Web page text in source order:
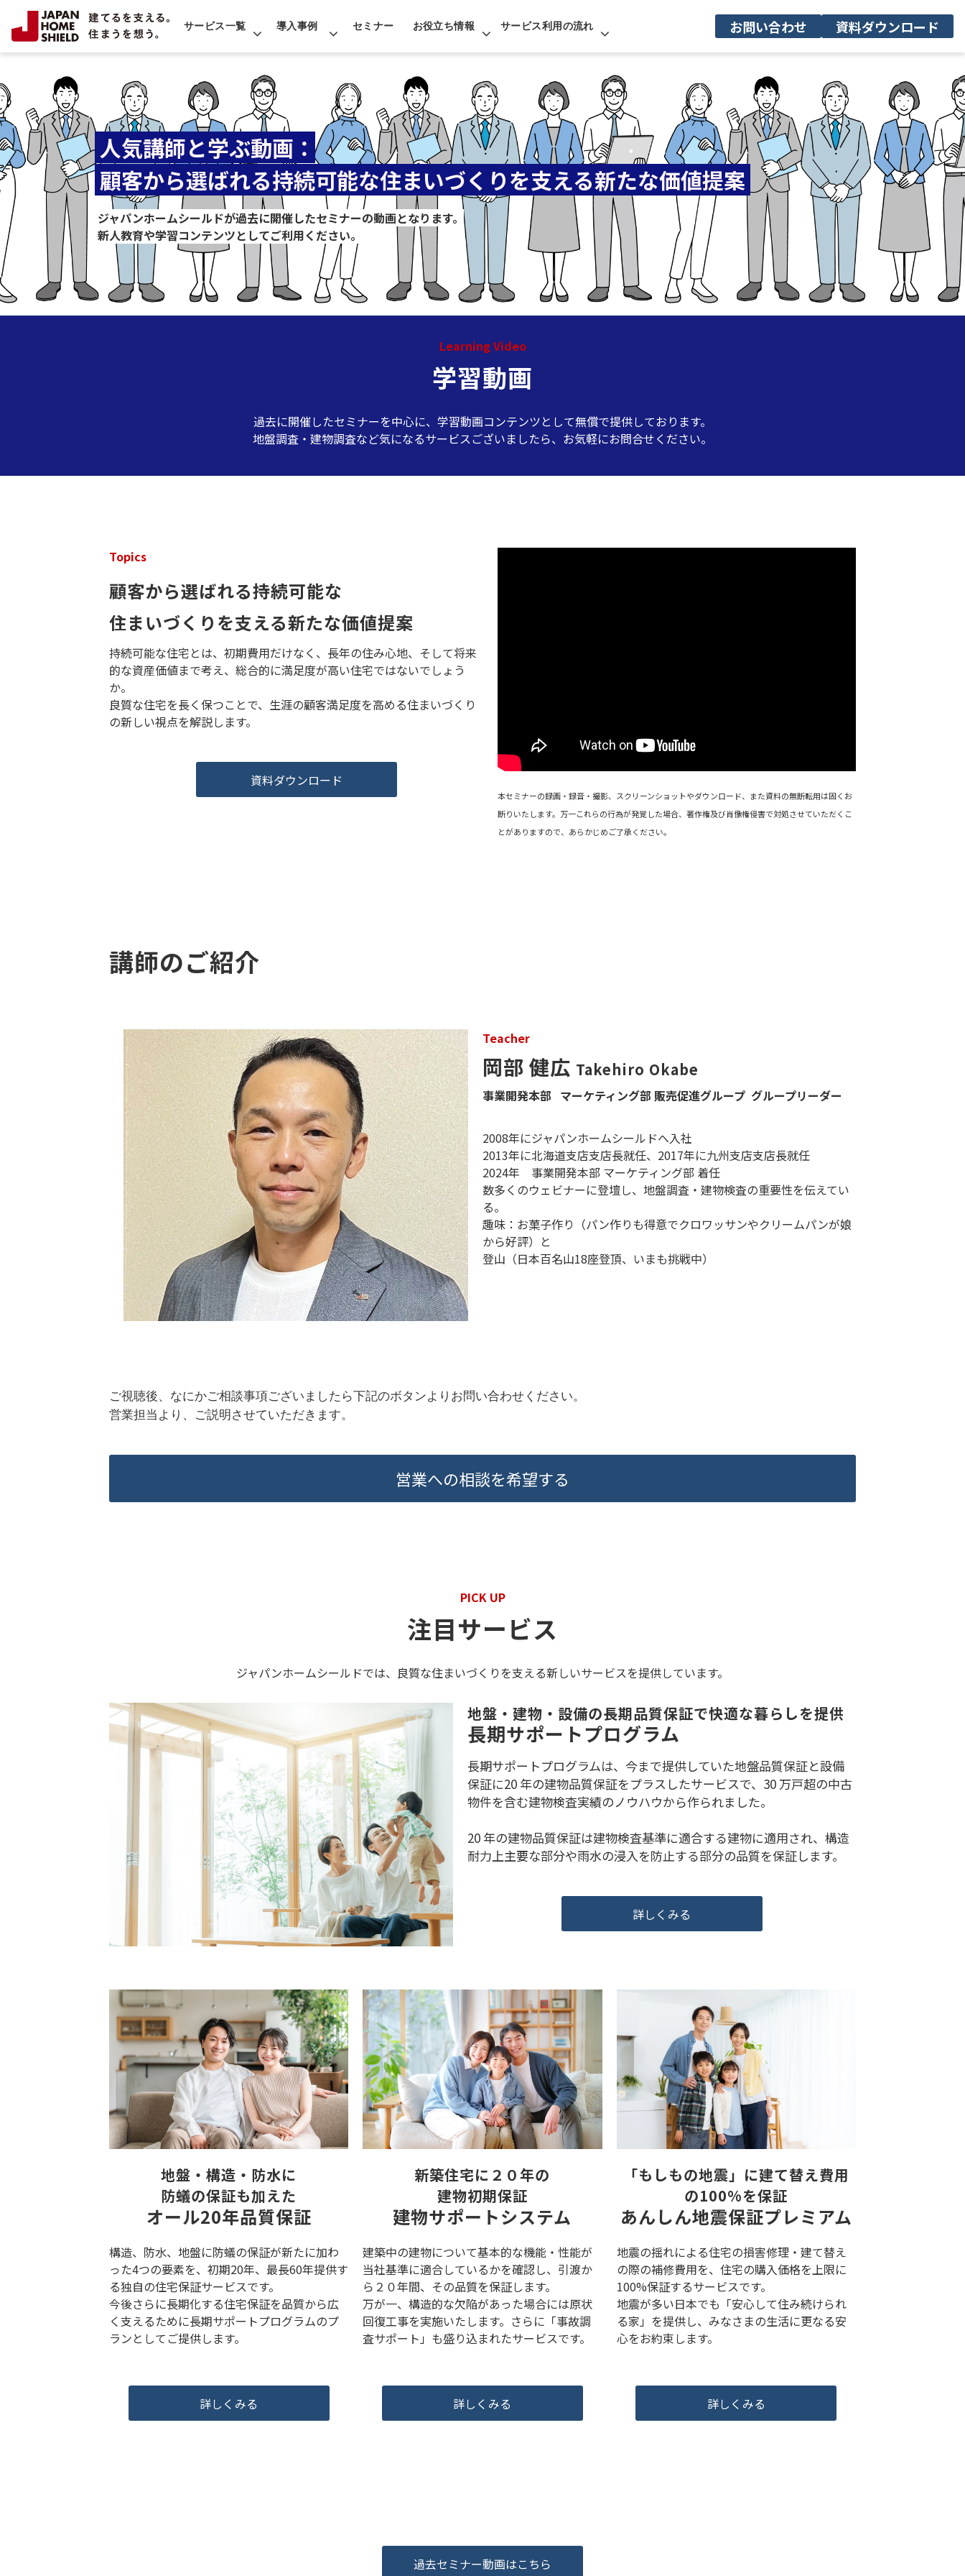
サービス一覧 導入事例 セミナー お役立ち情報 サービス利用の流れ お問い合わせ 資料ダウンロード
人気講師と学ぶ動画：
顧客から選ばれる持続可能な住まいづくりを支える新たな価値提案
ジャパンホームシールドが過去に開催したセミナーの動画となります。
新人教育や学習コンテンツとしてご利用ください。
Learning Video
学習動画
過去に開催したセミナーを中心に、学習動画コンテンツとして無償で提供しております。
地盤調査・建物調査など気になるサービスございましたら、お気軽にお問合せください。
Topics
顧客から選ばれる持続可能な
住まいづくりを支える新たな価値提案
持続可能な住宅とは、初期費用だけなく、長年の住み心地、そして将来
的な資産価値まで考え、総合的に満足度が高い住宅ではないでしょう
か。
良質な住宅を長く保つことで、生涯の顧客満足度を高める住まいづくり
の新しい視点を解説します。
資料ダウンロード
本セミナーの録画・録音・撮影、スクリーンショットやダウンロード、また資料の無断転用は固くお
断りいたします。万一これらの行為が発覚した場合、著作権及び肖像権侵害で対処させていただくこ
とがありますので、あらかじめご了承ください。
講師のご紹介
Teacher
岡部 健広 Takehiro Okabe
事業開発本部 マーケティング部 販売促進グループ グループリーダー
2008年にジャパンホームシールドへ入社
2013年に北海道支店支店長就任、2017年に九州支店支店長就任
2024年 事業開発本部 マーケティング部 着任
数多くのウェビナーに登壇し、地盤調査・建物検査の重要性を伝えてい
る。
趣味：お菓子作り（パン作りも得意でクロワッサンやクリームパンが娘
から好評）と
登山（日本百名山18座登頂、いまも挑戦中）
ご視聴後、なにかご相談事項ございましたら下記のボタンよりお問い合わせください。
営業担当より、ご説明させていただきます。
営業への相談を希望する
PICK UP
注目サービス
ジャパンホームシールドでは、良質な住まいづくりを支える新しいサービスを提供しています。
地盤・建物・設備の長期品質保証で快適な暮らしを提供
長期サポートプログラム
長期サポートプログラムは、今まで提供していた地盤品質保証と設備
保証に20 年の建物品質保証をプラスしたサービスで、30 万戸超の中古
物件を含む建物検査実績のノウハウから作られました。
20 年の建物品質保証は建物検査基準に適合する建物に適用され、構造
耐力上主要な部分や雨水の浸入を防止する部分の品質を保証します。
詳しくみる
地盤・構造・防水に
防蟻の保証も加えた
オール20年品質保証
構造、防水、地盤に防蟻の保証が新たに加わ
った4つの要素を、初期20年、最長60年提供す
る独自の住宅保証サービスです。
今後さらに長期化する住宅保証を品質から広
く支えるために長期サポートプログラムのプ
ランとしてご提供します。
詳しくみる
新築住宅に２０年の
建物初期保証
建物サポートシステム
建築中の建物について基本的な機能・性能が
当社基準に適合しているかを確認し、引渡か
ら２０年間、その品質を保証します。
万が一、構造的な欠陥があった場合には原状
回復工事を実施いたします。さらに「事故調
査サポート」も盛り込まれたサービスです。
詳しくみる
「もしもの地震」に建て替え費用
の100%を保証
あんしん地震保証プレミアム
地震の揺れによる住宅の損害修理・建て替え
の際の補修費用を、住宅の購入価格を上限に
100%保証するサービスです。
地震が多い日本でも「安心して住み続けられ
る家」を提供し、みなさまの生活に更なる安
心をお約束します。
詳しくみる
過去セミナー動画はこちら